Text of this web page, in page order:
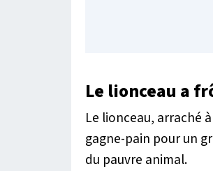
Le lionceau a
Le lionceau, arraché
gagne-pain pour un
du pauvre animal.